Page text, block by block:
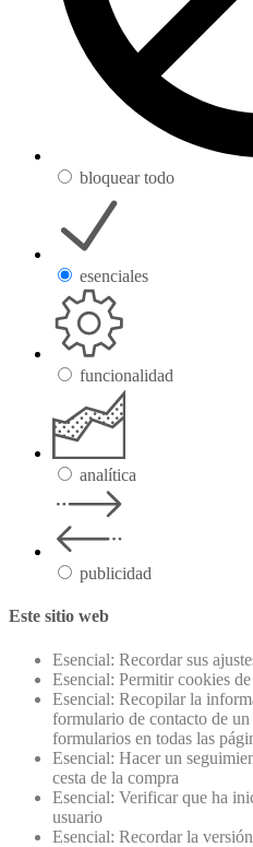
bloquear todo
esenciales
funcionalidad
analítica
publicidad
Este sitio web
Esencial: Recordar sus
Esencial: Permitir cookies de
Esencial: Recopilar la
formulario de contacto de
formularios en todas las
Esencial: Hacer un
cesta de la compra
Esencial: Verificar que ha
usuario
Esencial: Recordar la